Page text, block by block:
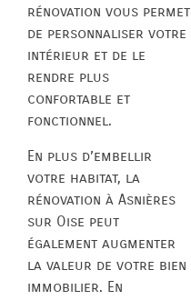
rénovation vous permet
de personnaliser votre
intérieur et de le
rendre plus
confortable et
fonctionnel.
En plus d’embellir
votre habitat, la
rénovation à Asnières
sur Oise peut
également augmenter
la valeur de votre bien
immobilier. En